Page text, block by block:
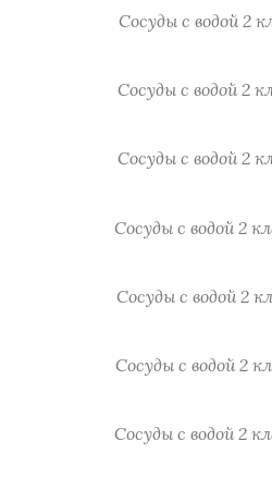
Сосуды с водой 2
Сосуды с водой 2
Сосуды с водой 2
Сосуды с водой 2
Сосуды с водой 2
Сосуды с водой 2
Сосуды с водой 2